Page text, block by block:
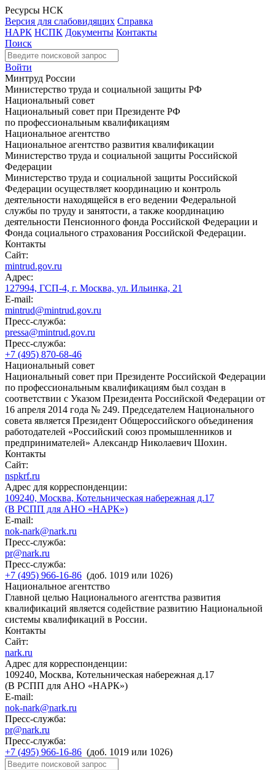
Ресурсы НСК
Версия для слабовидящих Справка
НАРК НСПК Документы Контакты
Поиск
Войти
Минтруд России
Министерство труда и социальной защиты РФ
Национальный совет
Национальный совет при Президенте РФ
по профессиональным квалификациям
Национальное агентство
Национальное агентство развития квалификации
Министерство труда и социальной защиты Российской
Федерации
Министерство труда и социальной защиты Российской
Федерации осуществляет координацию и контроль
деятельности находящейся в его ведении Федеральной
службы по труду и занятости, а также координацию
деятельности Пенсионного фонда Российской Федерации и
Фонда социального страхования Российской Федерации.
Контакты
Сайт:
mintrud.gov.ru
Адрес:
127994, ГСП-4, г. Москва, ул. Ильинка, 21
E-mail:
mintrud@mintrud.gov.ru
Пресс-служба:
pressa@mintrud.gov.ru
Пресс-служба:
+7 (495) 870-68-46
Национальный совет
Национальный совет при Президенте Российской Федерации
по профессиональным квалификациям был создан в
соответствии с Указом Президента Российской Федерации от
16 апреля 2014 года № 249. Председателем Национального
совета является Президент Общероссийского объединения
работодателей «Российский союз промышленников и
предпринимателей» Александр Николаевич Шохин.
Контакты
Сайт:
nspkrf.ru
Адрес для корреспонденции:
109240, Москва, Котельническая набережная д.17
(В РСПП для АНО «НАРК»)
E-mail:
nok-nark@nark.ru
Пресс-служба:
pr@nark.ru
Пресс-служба:
+7 (495) 966-16-86 (доб. 1019 или 1026)
Национальное агентство
Главной целью Национального агентства развития
квалификаций является содействие развитию Национальной
системы квалификаций в России.
Контакты
Сайт:
nark.ru
Адрес для корреспонденции:
109240, Москва, Котельническая набережная д.17
(В РСПП для АНО «НАРК»)
E-mail:
nok-nark@nark.ru
Пресс-служба:
pr@nark.ru
Пресс-служба:
+7 (495) 966-16-86 (доб. 1019 или 1026)